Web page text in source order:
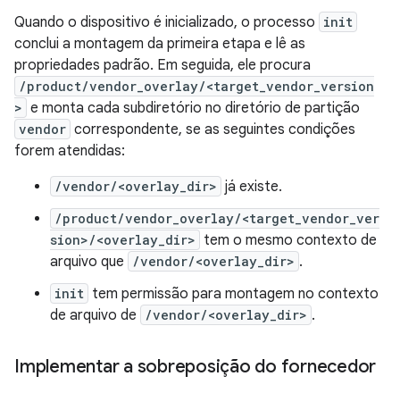
Quando o dispositivo é inicializado, o processo init
conclui a montagem da primeira etapa e lê as
propriedades padrão. Em seguida, ele procura
/product/vendor_overlay/<target_vendor_version
> e monta cada subdiretório no diretório de partição
vendor correspondente, se as seguintes condições
forem atendidas:
/vendor/<overlay_dir> já existe.
/product/vendor_overlay/<target_vendor_ver
sion>/<overlay_dir> tem o mesmo contexto de
arquivo que
/vendor/<overlay_dir> .
init tem permissão para montagem no contexto
de arquivo de
/vendor/<overlay_dir> .
Implementar a sobreposição do fornecedor